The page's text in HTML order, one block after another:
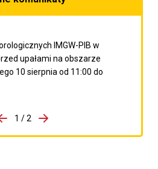
IMGW-PIB w
upałami na obszarze
10 sierpnia od 11:00 do
1 / 2
Przejdź do następnego